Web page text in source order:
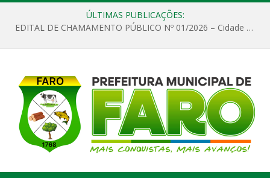
ÚLTIMAS PUBLICAÇÕES:
EDITAL DE CHAMAMENTO PÚBLICO Nº 01/2026 – Cidade de Faro